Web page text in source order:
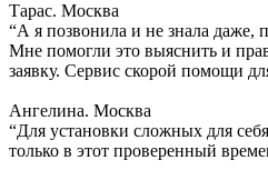
Тарас. Москва
“А я позвонила и не знала даже,
Мне помогли это выяснить и
заявку. Сервис скорой помощи
Ангелина. Москва
“Для установки сложных для
только в этот проверенный